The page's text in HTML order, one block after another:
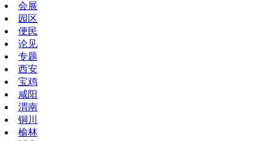
会展
园区
便民
论见
专题
西安
宝鸡
咸阳
渭南
铜川
榆林